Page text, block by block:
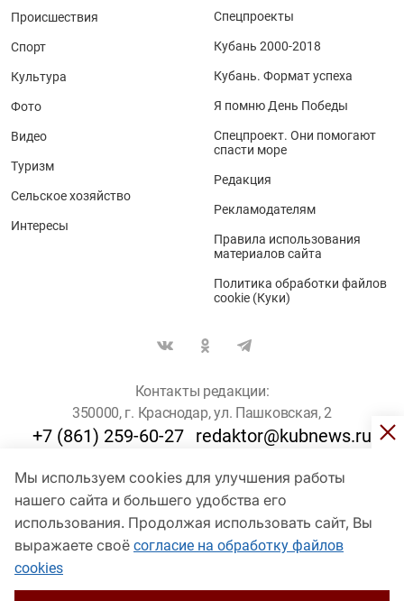
Мы используем cookies для улучшения работы
нашего сайта и большего удобства его
использования. Продолжая использовать сайт, Вы
выражаете своё согласие на обработку файлов
cookies
Происшествия
Спорт
Культура
Фото
Видео
Туризм
Сельское хозяйство
Интересы
Спецпроекты
Кубань 2000-2018
Кубань. Формат успеха
Я помню День Победы
Спецпроект. Они помогают
спасти море
Редакция
Рекламодателям
Правила использования
материалов сайта
Политика обработки файлов
cookie (Куки)
Контакты редакции:
350000, г. Краснодар, ул. Пашковская, 2
+7 (861) 259-60-27 redaktor@kubnews.ru
Для пользователей старше 16 лет
© Кубанские Новости, 2017
Сетевое издание «kubnews» зарегистрировано Федеральной
службой по надзору в сфере связи, информационных технологий
и массовых коммуникаций (Роскомнадзор). Регистрационный